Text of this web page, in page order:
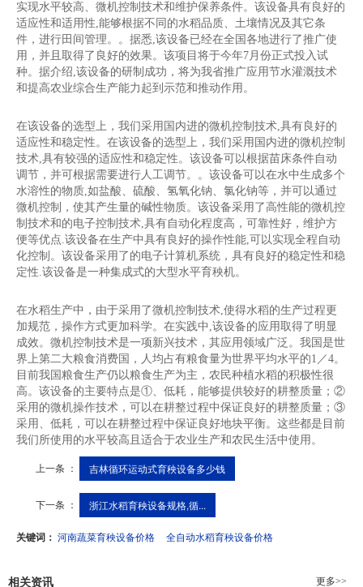
实现水平较高、微机控制技术和维护保养条件。该设备具有良好的
适应性和适用性,能够根据不同的水稻品质、土壤情况及其它条
件，进行田间管理。。据悉,该设备已经在全国各地进行了推广使
用，并且取得了良好的效果。该项目将于今年7月份正式投入试
种。据介绍,该设备的研制成功，将为我省推广应用节水灌溉技术
和提高农业综合生产能力起到示范和推动作用。
在该设备的选型上，我们采用国内进的微机控制技术,具有良好的
适应性和稳定性。在该设备的选型上，我们采用国内进的微机控制
技术,具有较强的适应性和稳定性。该设备可以根据苗床条件自动
调节，并可根据需要进行人工调节。。该设备可以在水中生成多个
水溶性的物质,如盐酸、硫酸、氢氧化钠、氯化钠等，并可以通过
微机控制，使其产生量的碱性物质。该设备采用了高性能的微机控
制技术和的电子控制技术,具有自动化程度高，可靠性好，维护方
便等优点.该设备在生产中具有良好的操作性能,可以实现全程自动
化控制。该设备采用了的电子计算机系统，具有良好的稳定性和稳
定性.该设备是一种集成式的大型水平育秧机。
在水稻生产中，由于采用了微机控制技术,使得水稻的生产过程更
加规范，操作方式更加科学。在实践中,该设备的应用取得了明显
成效。微机控制技术是一项新兴技术，其应用领域广泛。我国是世
界上第二大粮食消费国，人均占有粮食量为世界平均水平的1／4。
目前我国粮食生产仍以粮食生产为主，农民种植水稻的积极性很
高。该设备的主要特点是①、低耗，能够提供较好的耕整质量；②
采用的微机操作技术，可以在耕整过程中保证良好的耕整质量；③
采用、低耗，可以在耕整过程中保证良好地块平衡。这些都是目前
我们所使用的水平较高且适合于农业生产和农民生活中使用。
上一条 ： 吉林循环运动式育秧设备多少钱
下一条 ： 浙江水稻育秧设备规格,循...
关键词： 河南蔬菜育秧设备价格 全自动水稻育秧设备价格
相关资讯 更多>>